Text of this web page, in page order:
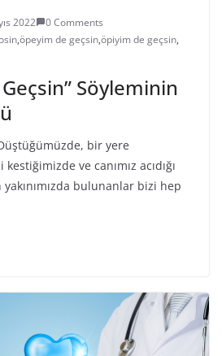
2022
0 Comments
,öpeyim de geçsin,öpiyim de geçsin,
Söyleminin
bir yere
ve canımız acıdığı
bulunanlar bizi hep